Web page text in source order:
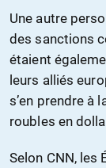
Une autre
des sanctions
étaient
leurs alliés
s’en prendre à
roubles en
Selon CNN, les